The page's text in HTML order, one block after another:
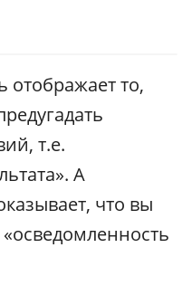
отображает то,
т.е.
А
что вы